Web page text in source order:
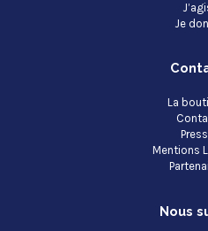
Je
La
Mentions
Nous